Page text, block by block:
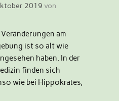
2019 von
am
ist so alt wie
haben. In der
finden sich
wie bei Hippokrates,